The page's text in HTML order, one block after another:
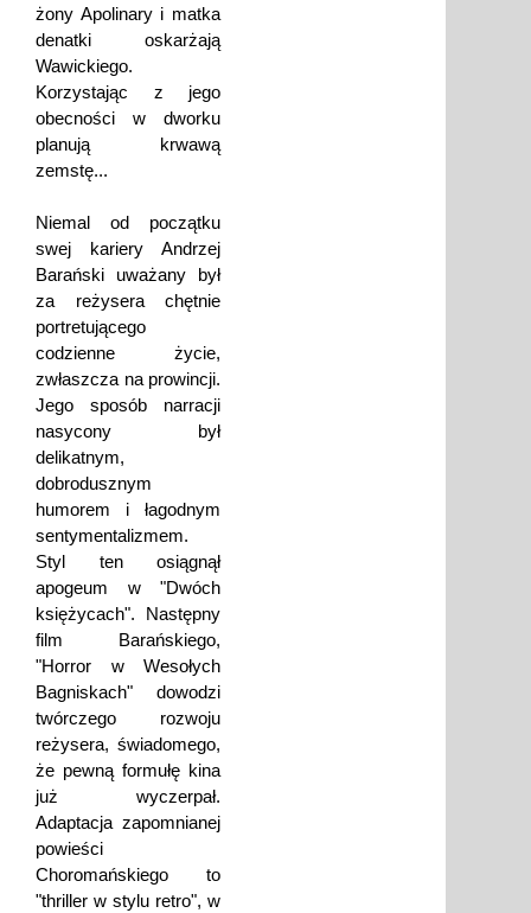
żony Apolinary i matka
denatki oskarżają
Wawickiego.
Korzystając z jego
obecności w dworku
planują krwawą
zemstę...
Niemal od początku
swej kariery Andrzej
Barański uważany był
za reżysera chętnie
portretującego
codzienne życie,
zwłaszcza na prowincji.
Jego sposób narracji
nasycony był
delikatnym,
dobrodusznym
humorem i łagodnym
sentymentalizmem.
Styl ten osiągnął
apogeum w "Dwóch
księżycach". Następny
film Barańskiego,
"Horror w Wesołych
Bagniskach" dowodzi
twórczego rozwoju
reżysera, świadomego,
że pewną formułę kina
już wyczerpał.
Adaptacja zapomnianej
powieści
Choromańskiego to
"thriller w stylu retro", w